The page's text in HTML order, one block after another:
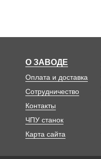
О ЗАВОДЕ
Оплата и доставка
Сотрудничество
Контакты
ЧПУ станок
Карта сайта